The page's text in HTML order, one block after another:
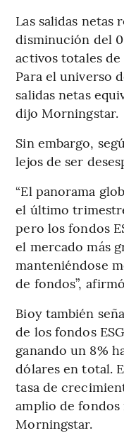
Las salidas netas
disminución del
activos totales
Para el universo
salidas netas
dijo Morningstar.
Sin embargo,
lejos de ser
“El panorama
el último
pero los fondos
el mercado más
manteniéndose
de fondos”,
Bioy también
de los fondos
ganando un 8%
dólares en total.
tasa de
amplio de fondos
Morningstar.